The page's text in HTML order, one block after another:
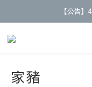
【公告
【公告
【會員】註
家豬